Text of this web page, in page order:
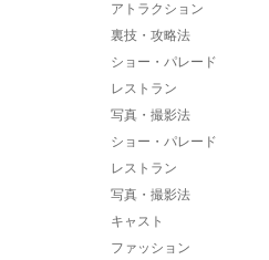
アトラクション
裏技・攻略法
ショー・パレード
レストラン
写真・撮影法
ショー・パレード
レストラン
写真・撮影法
キャスト
ファッション